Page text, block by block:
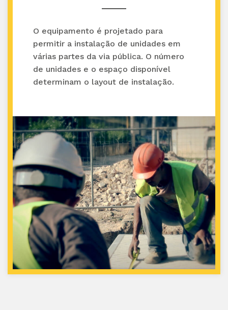
O equipamento é projetado para
permitir a instalação de unidades em
várias partes da via pública. O número
de unidades e o espaço disponível
determinam o layout de instalação.